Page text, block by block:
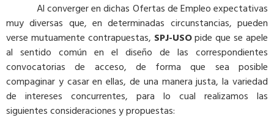
Al converger en dichas Ofertas de Empleo expectativas
muy diversas que, en determinadas circunstancias, pueden
verse mutuamente contrapuestas, SPJ-USOpide que se apele
al sentido común en el diseño de las correspondientes
convocatorias de acceso, de forma que sea posible
compaginar y casar en ellas, de una manera justa, la variedad
de intereses concurrentes, para lo cual realizamos las
siguientes consideraciones y propuestas: